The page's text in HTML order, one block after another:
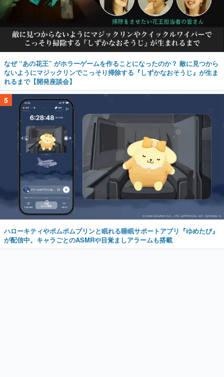
なぜ “あの花王” がホラーゲームを作ることになったのか？ 敵に見つから
ないようにマジックリンでこっそり掃除する『しずかなおそうじ』が生ま
れるまで【開発座談会】
5
ハローキティやポムポムプリンと眠れる睡眠サポートアプリ『ゆめたび』
が配信中。キャラごとのASMRや目覚ましアラームも搭載